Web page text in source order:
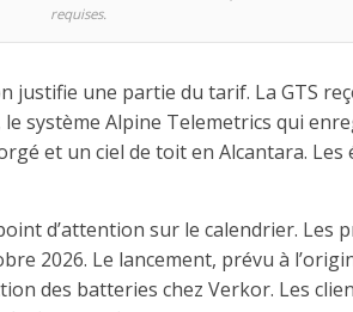
requises.
justifie une partie du tarif. La GTS
le système Alpine Telemetrics qui
et un ciel de toit en Alcantara.
d’attention sur le calendrier. Les
2026. Le lancement, prévu à
des batteries chez Verkor. Les